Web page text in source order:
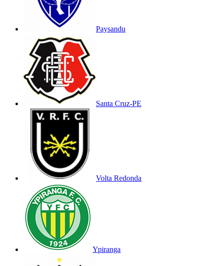
Paysandu
Santa Cruz-PE
Volta Redonda
Ypiranga